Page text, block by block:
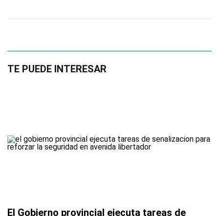
TE PUEDE INTERESAR
El Gobierno provincial ejecuta tareas de